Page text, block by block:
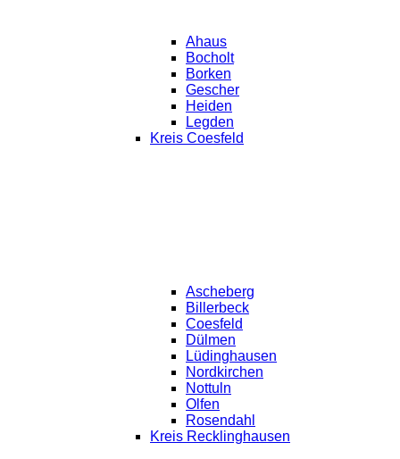
Ahaus
Bocholt
Borken
Gescher
Heiden
Legden
Kreis Coesfeld
Ascheberg
Billerbeck
Coesfeld
Dülmen
Lüdinghausen
Nordkirchen
Nottuln
Olfen
Rosendahl
Kreis Recklinghausen